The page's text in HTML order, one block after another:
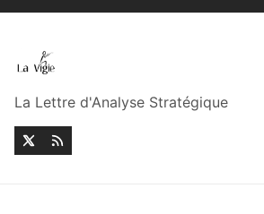
La Lettre d'Analyse Stratégique